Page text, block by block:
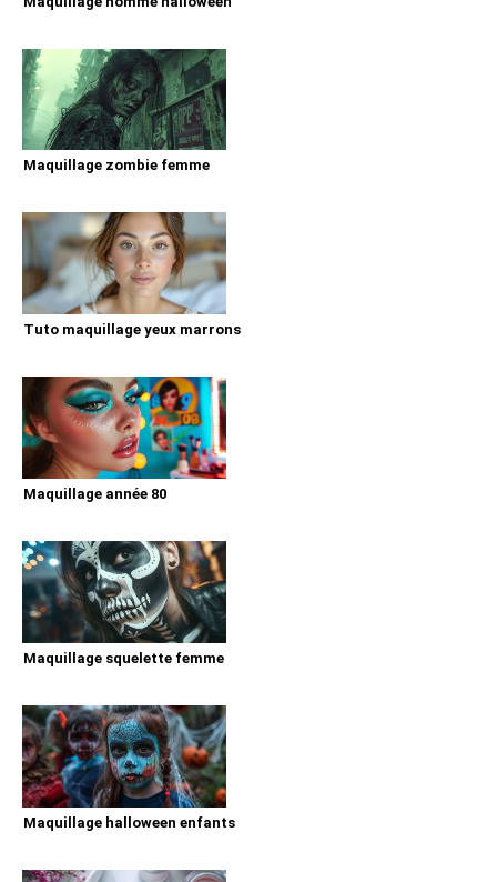
Maquillage zombie femme
Tuto maquillage yeux marrons
Maquillage année 80
Maquillage squelette femme
Maquillage halloween enfants